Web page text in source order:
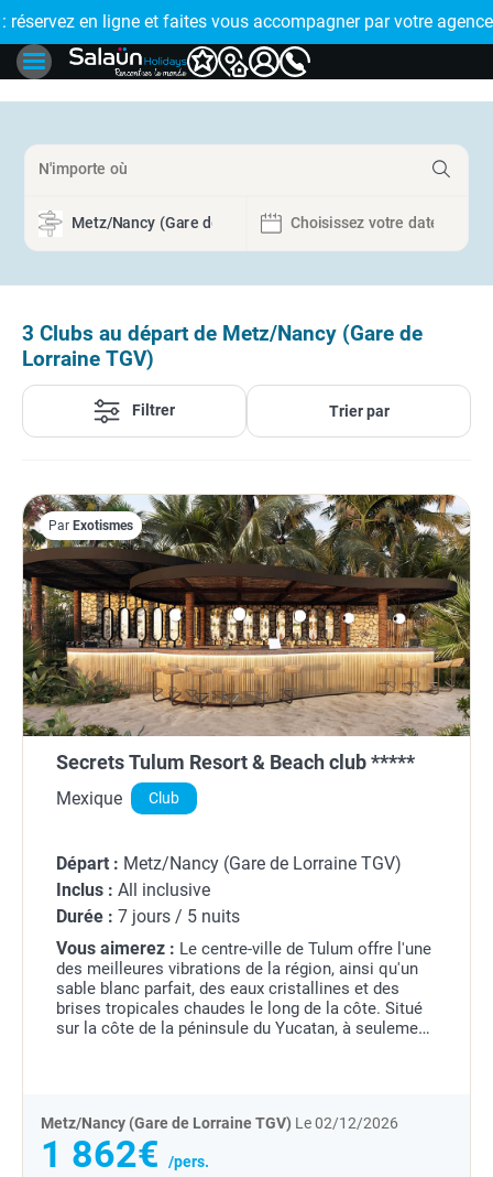
!
: réservez en ligne et faites vous accompagner par votre
🤩
3 Clubs au départ de Metz/Nancy (Gare de
Lorraine TGV)
Filtrer Trier par
Par Exotismes
Secrets Tulum Resort & Beach club *****
Mexique Club
Départ : Metz/Nancy (Gare de Lorraine TGV)
Inclus : All inclusive
Durée : 7 jours / 5 nuits
Vous aimerez : Le centre-ville de Tulum offre l'une
des meilleures vibrations de la région, ainsi qu'un
sable blanc parfait, des eaux cristallines et des
brises tropicales chaudes le long de la côte. Situé
sur la côte de la péninsule du Yucatan, à seulement
Metz/Nancy (Gare de Lorraine TGV) Le 02/12/2026
1 862€ /pers.